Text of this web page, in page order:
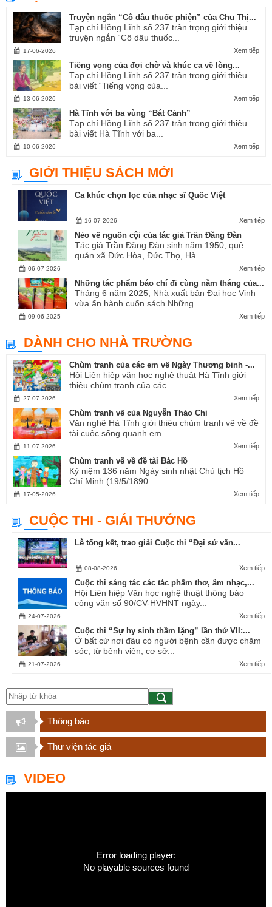
Truyện ngắn “Cô dâu thuốc phiện” của Chu Thị...
Tạp chí Hồng Lĩnh số 237 trân trọng giới thiệu
truyện ngắn “Cô dâu thuốc...
Xem tiếp
17-06-2026
Tiếng vọng của đợi chờ và khúc ca về lòng...
Tạp chí Hồng Lĩnh số 237 trân trọng giới thiệu
bài viết “Tiếng vọng của...
Xem tiếp
13-06-2026
Hà Tĩnh với ba vùng “Bát Cảnh”
Tạp chí Hồng Lĩnh số 237 trân trọng giới thiệu
bài viết Hà Tĩnh với ba...
Xem tiếp
10-06-2026
GIỚI THIỆU SÁCH MỚI
Ca khúc chọn lọc của nhạc sĩ Quốc Việt
Xem tiếp
16-07-2026
Nẻo về nguồn cội của tác giả Trần Đăng Đàn
Tác giả Trần Đăng Đàn sinh năm 1950, quê
quán xã Đức Hòa, Đức Thọ, Hà...
Xem tiếp
06-07-2026
Những tác phẩm báo chí đi cùng năm tháng của...
Tháng 6 năm 2025, Nhà xuất bản Đại học Vinh
vừa ấn hành cuốn sách Những...
Xem tiếp
09-06-2025
DÀNH CHO NHÀ TRƯỜNG
Chùm tranh của các em về Ngày Thương binh -...
Hội Liên hiệp văn học nghệ thuật Hà Tĩnh giới
thiệu chùm tranh của các...
Xem tiếp
27-07-2026
Chùm tranh vẽ của Nguyễn Thảo Chi
Văn nghệ Hà Tĩnh giới thiệu chùm tranh vẽ về đề
tài cuộc sống quanh em...
Xem tiếp
11-07-2026
Chùm tranh vẽ về đề tài Bác Hồ
Kỷ niệm 136 năm Ngày sinh nhật Chủ tịch Hồ
Chí Minh (19/5/1890 –...
Xem tiếp
17-05-2026
CUỘC THI - GIẢI THƯỞNG
Lễ tổng kết, trao giải Cuộc thi “Đại sứ văn...
Xem tiếp
08-08-2026
Cuộc thi sáng tác các tác phẩm thơ, âm nhạc,...
Hội Liên hiệp Văn học nghệ thuật thông báo
công văn số 90/CV-HVHNT ngày...
Xem tiếp
24-07-2026
Cuộc thi “Sự hy sinh thầm lặng” lần thứ VII:...
Ở bất cứ nơi đâu có người bệnh cần được chăm
sóc, từ bệnh viện, cơ sở...
Xem tiếp
21-07-2026
Thông báo
Thư viện tác giả
VIDEO
Error loading player:
No playable sources found